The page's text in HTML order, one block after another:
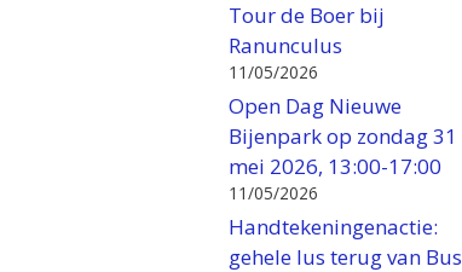
Tour de Boer bij
Ranunculus
11/05/2026
Open Dag Nieuwe
Bijenpark op zondag 31
mei 2026, 13:00-17:00
11/05/2026
Handtekeningenactie:
gehele lus terug van Bus